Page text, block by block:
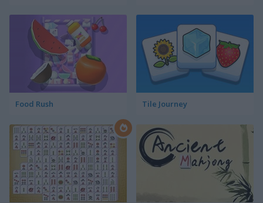
Food Rush Tile Journey